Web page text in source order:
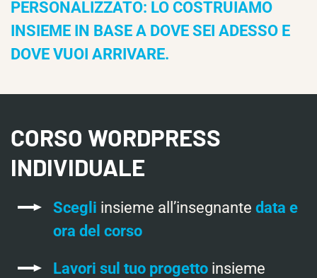
PERSONALIZZATO: LO COSTRUIAMO
INSIEME IN BASE A DOVE SEI ADESSO E
DOVE VUOI ARRIVARE.
CORSO WORDPRESS
INDIVIDUALE
Scegli insieme all’insegnante data e
ora del corso
Lavori sul tuo progetto insieme